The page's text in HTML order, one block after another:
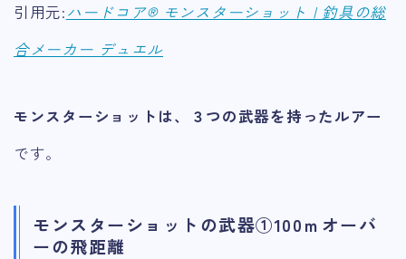
引用元:ハードコア® モンスターショット | 釣具の総
合メーカー デュエル
モンスターショットは、３つの武器を持ったルアー
です。
モンスターショットの武器①100ｍオーバ
ーの飛距離